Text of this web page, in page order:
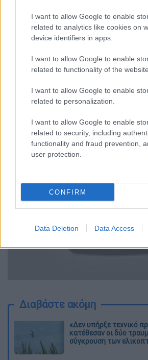
I want to allow Google to enable
related to analytics like cookies on
device identifiers in apps.
I want to allow Google to enable
related to functionality of the
I want to allow Google to enable
related to personalization.
I want to allow Google to enable
related to security, including
functionality and fraud prevention,
user protection.
CONFIRM
Data Deletion Data Access
Πρωταγωνιστούν η Έλ
αποπλάνηση», «Trumbo»,
Νίκολας Χουλτ(«Η
Ο δρόμος της οργής», «About
Θυμίζουμε ότι η ανερχόμενη
ηθοποιός που υποδύεται
Αικατερίνη σε τηλεοπτική
διάστημα λίγων μηνών, μετά
στην βρετανική μίνι σειρά
Great».
video
Διαβάστε ακόμη
«Δεν υπήρξε τεχνικό
κατέθεσαν οι δύο
σύγκρουση των